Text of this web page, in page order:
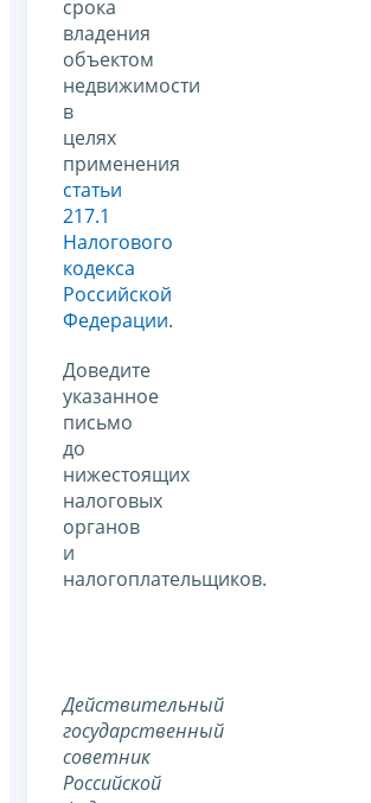
срока
владения
объектом
недвижимости
в
целях
применения
статьи
217.1
Налогового
кодекса
Российской
Федерации.
Доведите
указанное
письмо
до
нижестоящих
налоговых
органов
и
налогоплательщиков.
Действительный
государственный
советник
Российской